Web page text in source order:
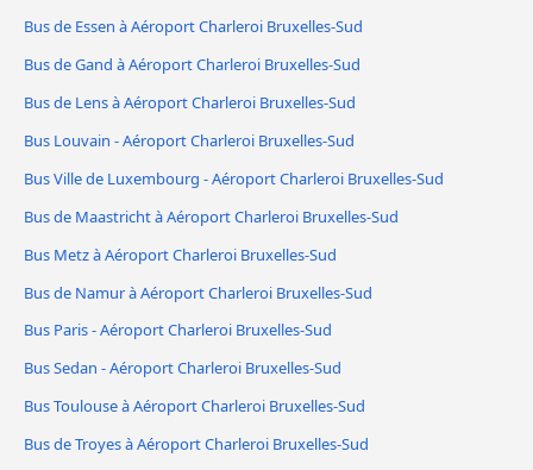
Bus de Essen à Aéroport Charleroi Bruxelles-Sud
Bus de Gand à Aéroport Charleroi Bruxelles-Sud
Bus de Lens à Aéroport Charleroi Bruxelles-Sud
Bus Louvain - Aéroport Charleroi Bruxelles-Sud
Bus Ville de Luxembourg - Aéroport Charleroi Bruxelles-Sud
Bus de Maastricht à Aéroport Charleroi Bruxelles-Sud
Bus Metz à Aéroport Charleroi Bruxelles-Sud
Bus de Namur à Aéroport Charleroi Bruxelles-Sud
Bus Paris - Aéroport Charleroi Bruxelles-Sud
Bus Sedan - Aéroport Charleroi Bruxelles-Sud
Bus Toulouse à Aéroport Charleroi Bruxelles-Sud
Bus de Troyes à Aéroport Charleroi Bruxelles-Sud